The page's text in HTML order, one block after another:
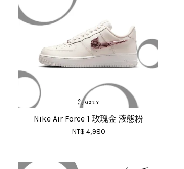
Nike Air Force 1 玫瑰金 液態粉
NT$ 4,980